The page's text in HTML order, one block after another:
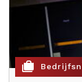
cases